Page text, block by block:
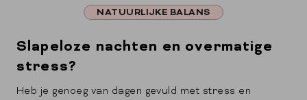
NATUURLIJKE BALANS
Slapeloze nachten en overmatige
stress?
Heb je genoeg van dagen gevuld met stress en